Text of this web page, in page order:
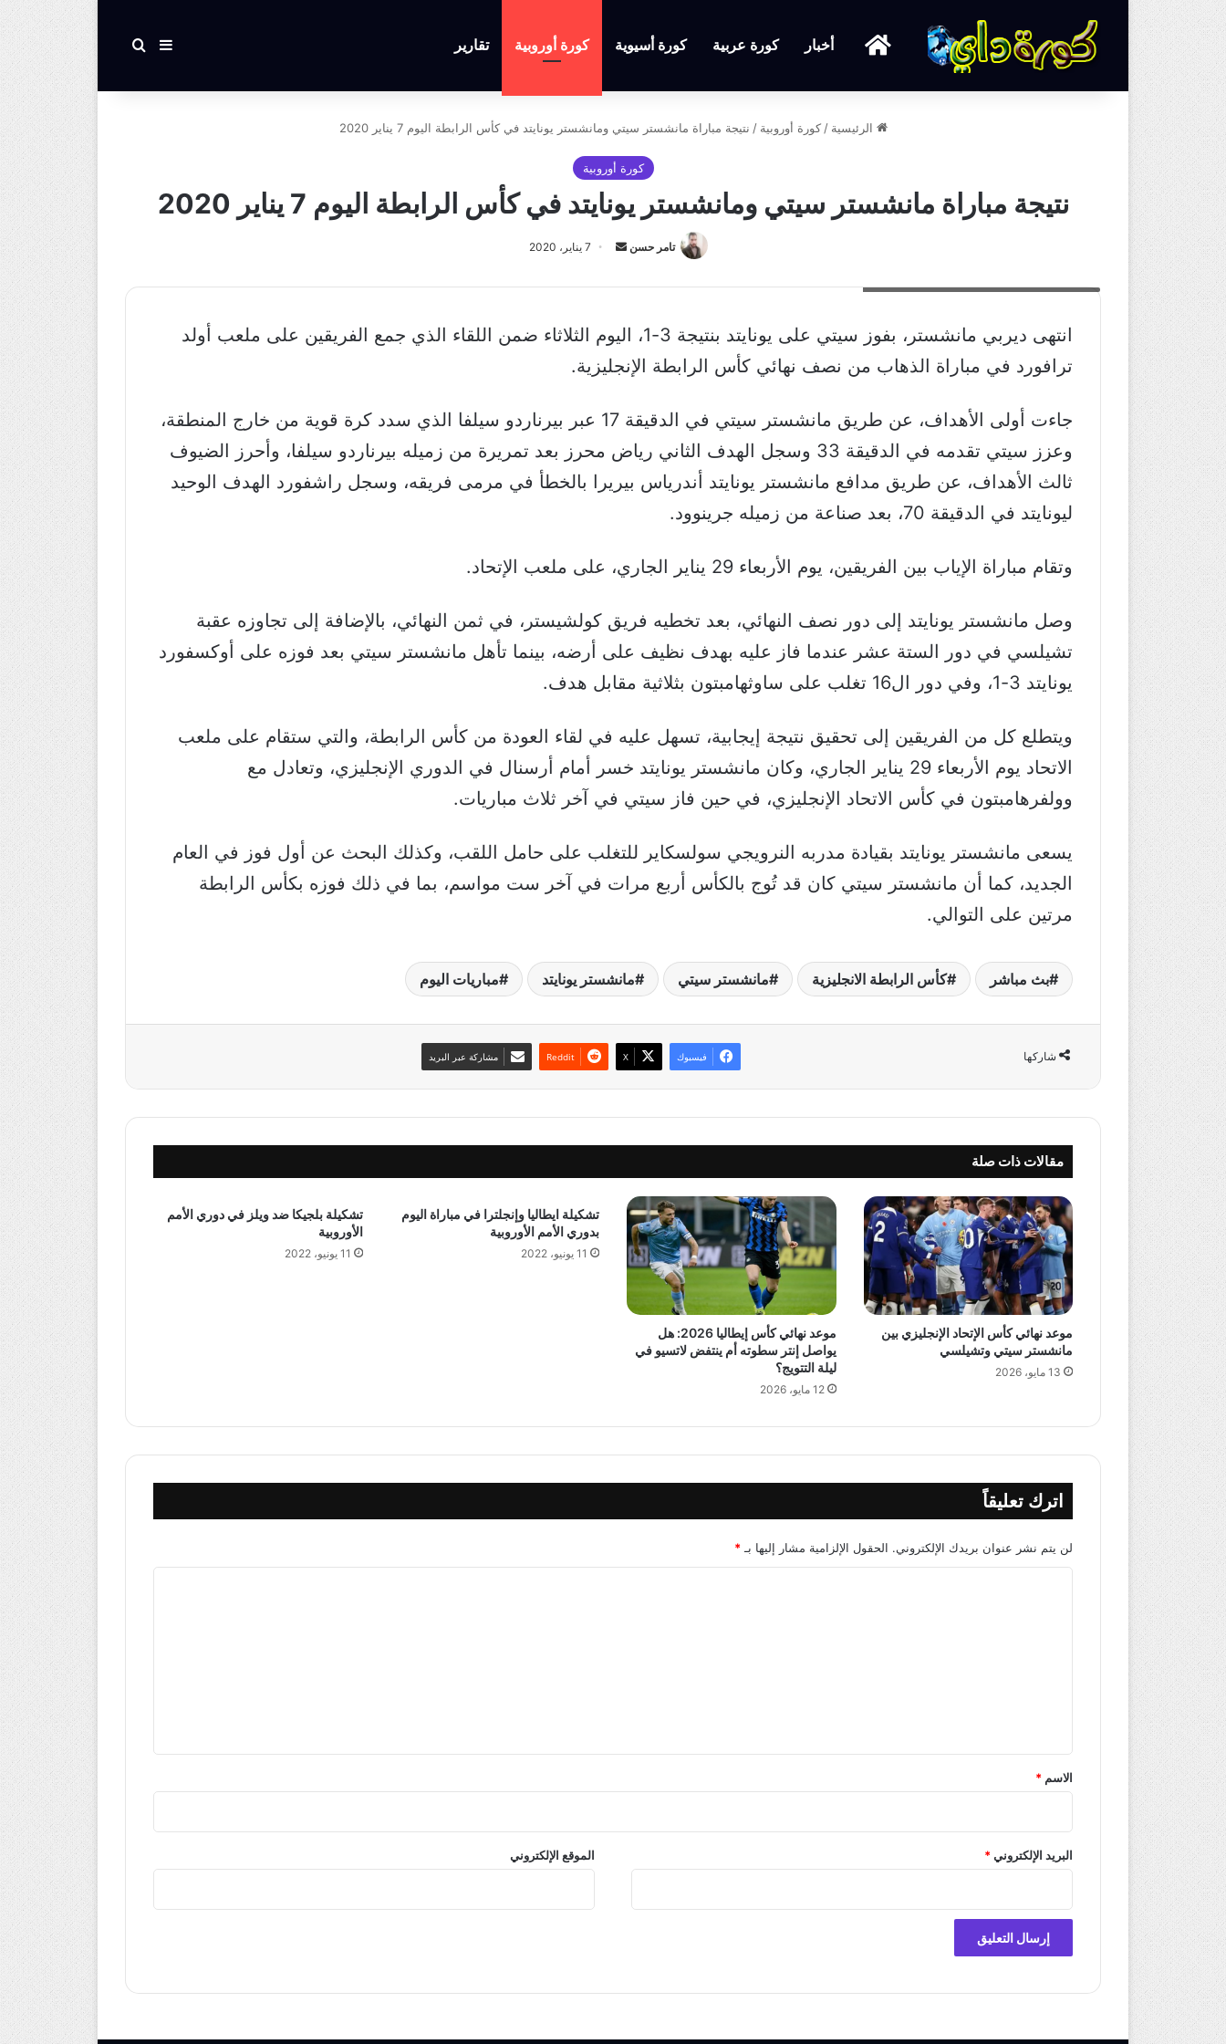
الرئيسية
أخبار كورة عربية كورة أسيوية كورة أوروبية تقارير إضافة عمود جانبي
بحث عن
الرئيسية / كورة أوروبية / نتيجة مباراة مانشستر سيتي ومانشستر يونايتد في كأس الرابطة اليوم 7 يناير 2020
كورة أوروبية
نتيجة مباراة مانشستر سيتي ومانشستر يونايتد في كأس الرابطة اليوم 7 يناير 2020
تامر حسن
أرسل
إلكترونيا
7 يناير، 2020
انتهى ديربي مانشستر، بفوز سيتي على يونايتد بنتيجة 3-1، اليوم الثلاثاء ضمن اللقاء الذي جمع الفريقين على ملعب أولد
ترافورد في مباراة الذهاب من نصف نهائي كأس الرابطة الإنجليزية.
جاءت أولى الأهداف، عن طريق مانشستر سيتي في الدقيقة 17 عبر بيرناردو سيلفا الذي سدد كرة قوية من خارج المنطقة،
وعزز سيتي تقدمه في الدقيقة 33 وسجل الهدف الثاني رياض محرز بعد تمريرة من زميله بيرناردو سيلفا، وأحرز الضيوف
ثالث الأهداف، عن طريق مدافع مانشستر يونايتد أندرياس بيريرا بالخطأ في مرمى فريقه، وسجل راشفورد الهدف الوحيد
ليونايتد في الدقيقة 70، بعد صناعة من زميله جرينوود.
وتقام مباراة الإياب بين الفريقين، يوم الأربعاء 29 يناير الجاري، على ملعب الإتحاد.
وصل مانشستر يونايتد إلى دور نصف النهائي، بعد تخطيه فريق كولشيستر، في ثمن النهائي، بالإضافة إلى تجاوزه عقبة
تشيلسي في دور الستة عشر عندما فاز عليه بهدف نظيف على أرضه، بينما تأهل مانشستر سيتي بعد فوزه على أوكسفورد
يونايتد 3-1، وفي دور ال16 تغلب على ساوثهامبتون بثلاثية مقابل هدف.
ويتطلع كل من الفريقين إلى تحقيق نتيجة إيجابية، تسهل عليه في لقاء العودة من كأس الرابطة، والتي ستقام على ملعب
الاتحاد يوم الأربعاء 29 يناير الجاري، وكان مانشستر يونايتد خسر أمام أرسنال في الدوري الإنجليزي، وتعادل مع
وولفرهامبتون في كأس الاتحاد الإنجليزي، في حين فاز سيتي في آخر ثلاث مباريات.
يسعى مانشستر يونايتد بقيادة مدربه النرويجي سولسكاير للتغلب على حامل اللقب، وكذلك البحث عن أول فوز في العام
الجديد، كما أن مانشستر سيتي كان قد تُوج بالكأس أربع مرات في آخر ست مواسم، بما في ذلك فوزه بكأس الرابطة
مرتين على التوالي.
بث مباشر كأس الرابطة الانجليزية مانشستر سيتي مانشستر يونايتد مباريات اليوم
شاركها فيسبوك ‫X
‏Reddit مشاركة عبر البريد
مقالات ذات صلة
موعد نهائي كأس الإتحاد الإنجليزي بين
مانشستر سيتي وتشيلسي
13 مايو، 2026
موعد نهائي كأس إيطاليا 2026: هل
يواصل إنتر سطوته أم ينتفض لاتسيو في
ليلة التتويج؟
12 مايو، 2026
تشكيلة ايطاليا وإنجلترا في مباراة اليوم
بدوري الأمم الأوروبية
11 يونيو، 2022
تشكيلة بلجيكا ضد ويلز في دوري الأمم
الأوروبية
11 يونيو، 2022
اترك تعليقاً
لن يتم نشر عنوان بريدك الإلكتروني. الحقول الإلزامية مشار إليها بـ *
*
الاسم *
البريد الإلكتروني* الموقع الإلكتروني